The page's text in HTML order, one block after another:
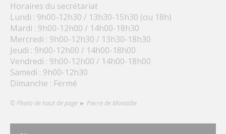
Horaires du secrétariat
Lundi : 9h00-12h30 / 13h30-15h30 (ou 18h)
Mardi : 9h00-12h00 / 14h00-18h30
Mercredi : 9h00-12h30 / 13h30-18h30
Jeudi : 9h00-12h00 / 14h00-18h00
Vendredi : 9h00-12h00 / 14h00-18h00
Samedi : 9h00-12h30
Dimanche : Fermé
© Photo de haut de page ► Pierre de Montalte